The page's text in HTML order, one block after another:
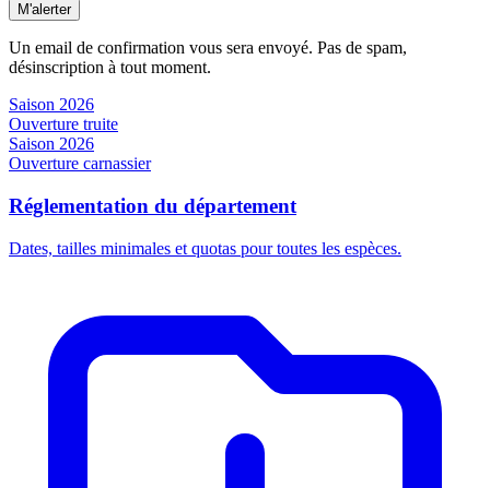
M'alerter
Un email de confirmation vous sera envoyé. Pas de spam,
désinscription à tout moment.
Saison 2026
Ouverture truite
Saison 2026
Ouverture carnassier
Réglementation du département
Dates, tailles minimales et quotas pour toutes les espèces.